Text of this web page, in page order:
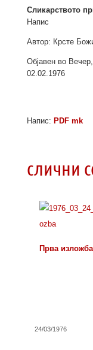
Сликарството
Напис
Автор: Крсте
Објавен во
02.02.1976
Напис: PDF mk
слични
Прва изложба
24/03/1976